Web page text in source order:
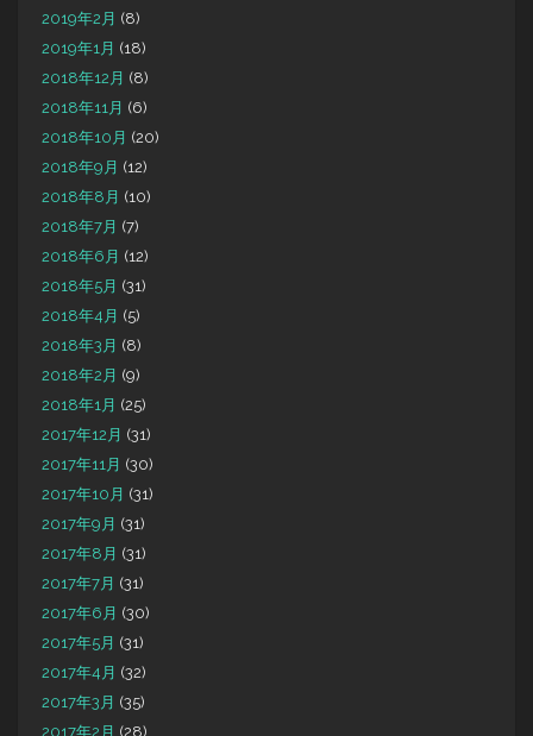
2019年2月 (8)
2019年1月 (18)
2018年12月 (8)
2018年11月 (6)
2018年10月 (20)
2018年9月 (12)
2018年8月 (10)
2018年7月 (7)
2018年6月 (12)
2018年5月 (31)
2018年4月 (5)
2018年3月 (8)
2018年2月 (9)
2018年1月 (25)
2017年12月 (31)
2017年11月 (30)
2017年10月 (31)
2017年9月 (31)
2017年8月 (31)
2017年7月 (31)
2017年6月 (30)
2017年5月 (31)
2017年4月 (32)
2017年3月 (35)
2017年2月 (28)